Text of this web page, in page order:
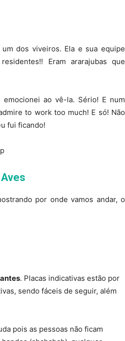
dos viveiros. Ela e sua equipe
Eram ararajubas que
ao vê-la. Sério! E num
to work too much! E só! Não
fui ficando!
por onde vamos andar, o
. Placas indicativas estão por
sendo fáceis de seguir, além
pois as pessoas não ficam